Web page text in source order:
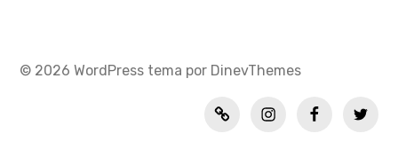
© 2026 WordPress tema por DinevThemes
de